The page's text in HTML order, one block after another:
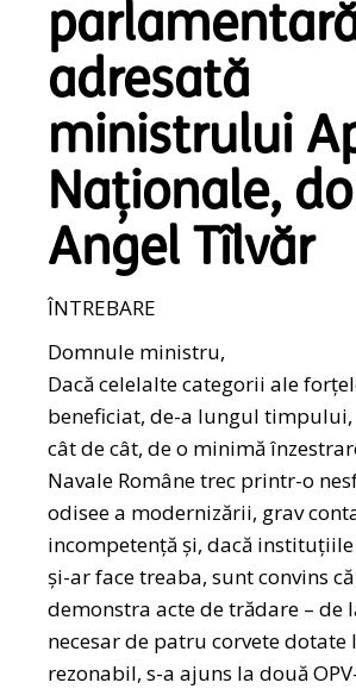
adresată
ministrului
Naționale,
Angel Tîlvăr
ÎNTREBARE
Domnule ministru,
Dacă celelalte categorii ale
beneficiat, de-a lungul timpului,
cât de cât, de o minimă
Navale Române trec printr-o
odisee a modernizării, grav
incompetență și, dacă
și-ar face treaba, sunt convins
demonstra acte de trădare – de
necesar de patru corvete dotate
rezonabil, s-a ajuns la două